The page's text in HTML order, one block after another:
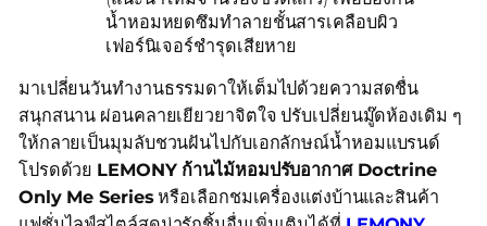
น้ำหอมหยดซึมทำลายชั้นสารเคลือบผิว
เฟอร์นิเจอร์ชำรุดเสียหาย
มาเปลี่ยนวันทำงานธรรมดาให้เต็มไปด้วยความสดชื่น
สนุกสนาน ผ่อนคลายเยียวยาจิตใจ ปรับเปลี่ยนมู๊ดห้องเดิม ๆ
ให้กลายเป็นมุมลับชวนฝันไปกับเอกลักษณ์น้ำหอมแบรนด์
โปรดด้วย LEMONY ก้านไม้หอมปรับอากาศ Doctrine
Only Me Seriesหรือเลือกชมเครื่องแต่งบ้านและสินค้า